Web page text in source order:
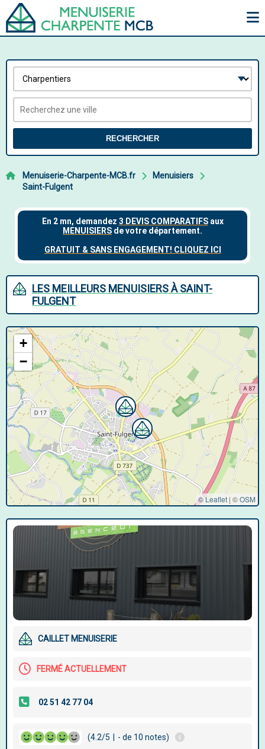
RECHERCHER
Menuiserie-Charpente-MCB.fr
Menuisiers
Saint-Fulgent
LES MEILLEURS MENUISIERS À SAINT-
FULGENT
+
−
© Leaflet |©OSM
CAILLET MENUISERIE
FERMÉ ACTUELLEMENT
(4.2/5 - de 10 notes)